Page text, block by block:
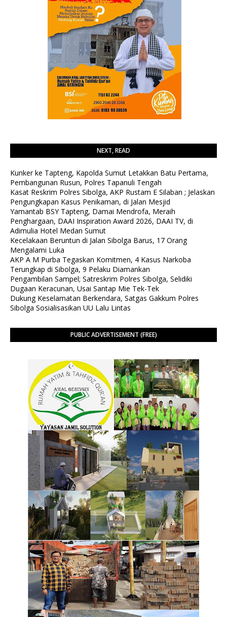
NEXT, READ
Kunker ke Tapteng, Kapolda Sumut Letakkan Batu Pertama,
Pembangunan Rusun, Polres Tapanuli Tengah
Kasat Reskrim Polres Sibolga, AKP Rustam E Silaban ; Jelaskan
Pengungkapan Kasus Penikaman, di Jalan Mesjid
Yamantab BSY Tapteng, Damai Mendrofa, Meraih
Penghargaan, DAAI Inspiration Award 2026, DAAI TV, di
Adimulia Hotel Medan Sumut
Kecelakaan Beruntun di Jalan Sibolga Barus, 17 Orang
Mengalami Luka
AKP A M Purba Tegaskan Komitmen, 4 Kasus Narkoba
Terungkap di Sibolga, 9 Pelaku Diamankan
Pengambilan Sampel; Satreskrim Polres Sibolga, Selidiki
Dugaan Keracunan, Usai Santap Mie Tek-Tek
Dukung Keselamatan Berkendara, Satgas Gakkum Polres
Sibolga Sosialisasikan UU Lalu Lintas
PUBLIC ADVERTISEMENT (FREE)